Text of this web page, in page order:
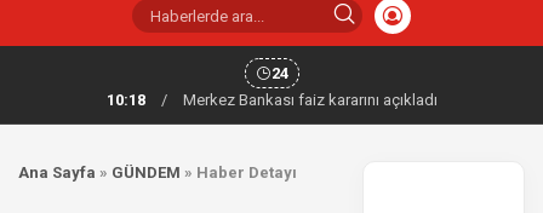
24
10:18
/ Merkez Bankası faiz kararını açıkladı
Ana Sayfa » GÜNDEM » Haber Detayı